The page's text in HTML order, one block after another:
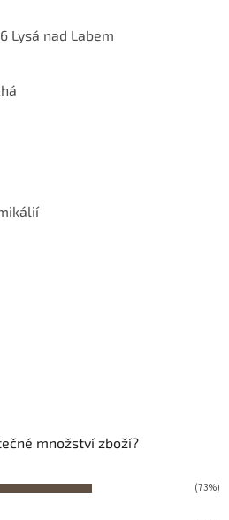
Lysá nad Labem
množství zboží?
(73%)